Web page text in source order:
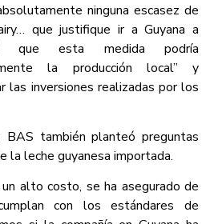
ninguna escasez de
que justifique ir a Guyana a
que esta medida podría
la producción local” y
las inversiones realizadas por los
también planteó preguntas
la leche guyanesa importada.
alto costo, se ha asegurado de
con los estándares de